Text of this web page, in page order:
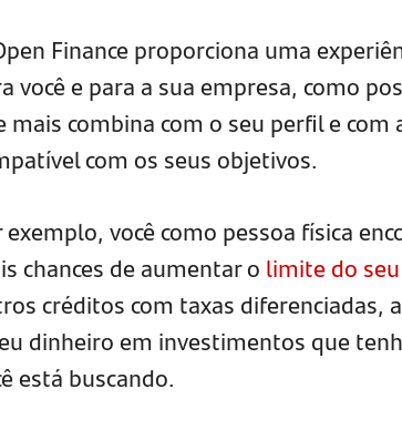
Finance proporciona uma
você e para a sua empresa, como
mais combina com o seu perfil e com
com os seus objetivos.
exemplo, você como pessoa física
chances de aumentar o limite do
créditos com taxas diferenciadas,
dinheiro em investimentos que
está buscando.